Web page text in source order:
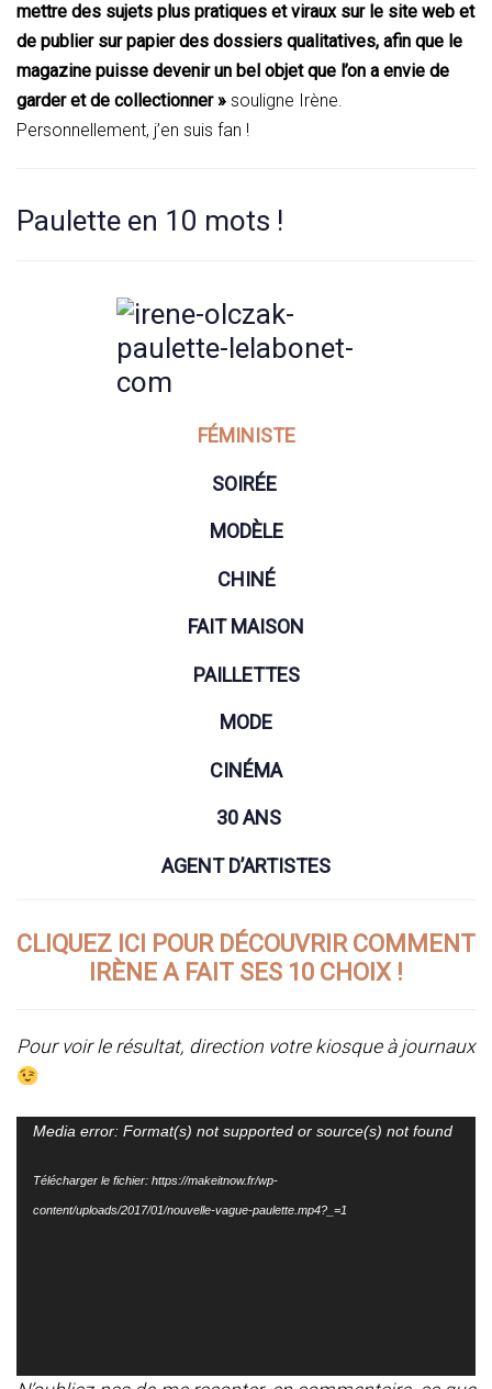
mettre des sujets plus pratiques et viraux sur le site web et
de publier sur papier des dossiers qualitatives, afin que le
magazine puisse devenir un bel objet que l’on a envie de
garder et de collectionner » souligne Irène.
Personnellement, j’en suis fan !
Paulette en 10 mots !
FÉMINISTE
SOIRÉE
MODÈLE
CHINÉ
FAIT MAISON
PAILLETTES
MODE
CINÉMA
30 ANS
AGENT D’ARTISTES
CLIQUEZ ICI POUR DÉCOUVRIR COMMENT
IRÈNE A FAIT SES 10 CHOIX !
Pour voir le résultat, direction votre kiosque à journaux
Lecteur
Media error: Format(s) not supported or source(s) not found
Télécharger le fichier: https://makeitnow.fr/wp-
content/uploads/2017/01/nouvelle-vague-paulette.mp4?_=1